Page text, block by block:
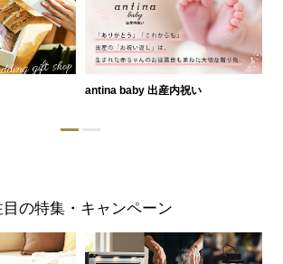
antina baby 出産内祝い
目の特集・キャンペーン